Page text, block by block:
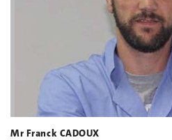
Mr Franck CADOUX